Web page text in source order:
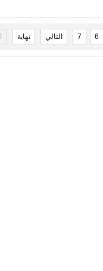
6
7 التالي نهاية